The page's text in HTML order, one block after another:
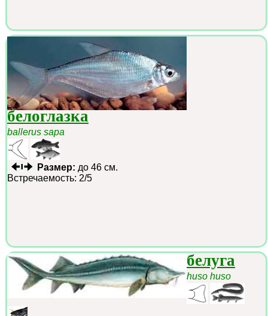
белоглазка
ballerus sapa
Размер: до 46 см.
Встречаемость: 2/5
белуга
huso huso